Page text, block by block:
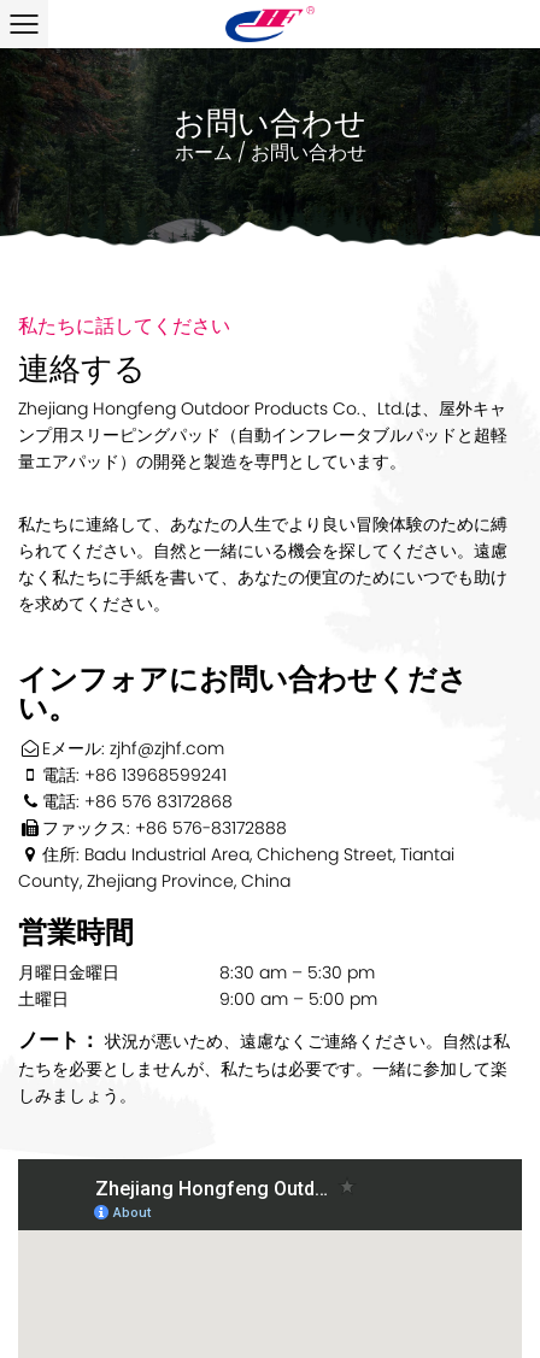
お問い合わせ
ホーム/お問い合わせ
私たちに話してください
連絡する
Zhejiang Hongfeng Outdoor Products Co.、Ltd.は、屋外キャ
ンプ用スリーピングパッド（自動インフレータブルパッドと超軽
量エアパッド）の開発と製造を専門としています。
私たちに連絡して、あなたの人生でより良い冒険体験のために縛
られてください。自然と一緒にいる機会を探してください。遠慮
なく私たちに手紙を書いて、あなたの便宜のためにいつでも助け
を求めてください。
インフォアにお問い合わせくださ
い。
Eメール: zjhf@zjhf.com
電話: +86 13968599241
電話: +86 576 83172868
ファックス: +86 576-83172888
住所: Badu Industrial Area, Chicheng Street, Tiantai
County, Zhejiang Province, China
営業時間
月曜日金曜日
8:30 am – 5:30 pm
土曜日
9:00 am – 5:00 pm
ノート： 状況が悪いため、遠慮なくご連絡ください。自然は私
たちを必要としませんが、私たちは必要です。一緒に参加して楽
しみましょう。